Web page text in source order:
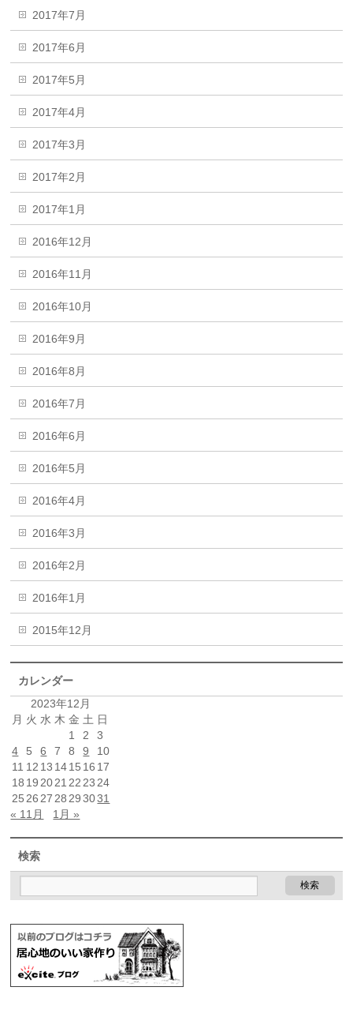
2017年7月
2017年6月
2017年5月
2017年4月
2017年3月
2017年2月
2017年1月
2016年12月
2016年11月
2016年10月
2016年9月
2016年8月
2016年7月
2016年6月
2016年5月
2016年4月
2016年3月
2016年2月
2016年1月
2015年12月
カレンダー
2023年12月
月 火 水 木 金 土 日
1
2
3
4
5 6 7 8 9
10
11 12 13 1415 16 17
18 19 2021 22 23 24
25 26 27 28 29 3031
« 11月
1月 »
検索